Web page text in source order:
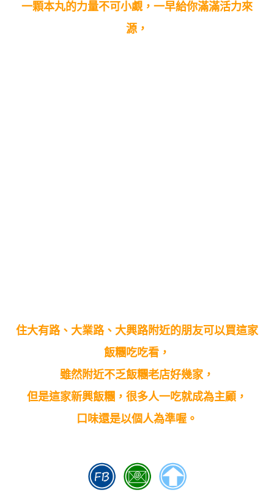
一顆本丸的力量不可小覷， 一早給你滿滿活力來
源，
住大有路、大業路、大興路附近的朋友可以買這家
飯糰吃吃看，
雖然附近不乏飯糰老店好幾家，
但是這家新興飯糰，很多人一吃就成為主顧，
口味還是以個人為準喔。